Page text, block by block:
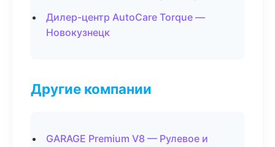
Дилер-центр AutoCare Torque —
Новокузнецк
Другие компании
GARAGE Premium V8 — Рулевое и